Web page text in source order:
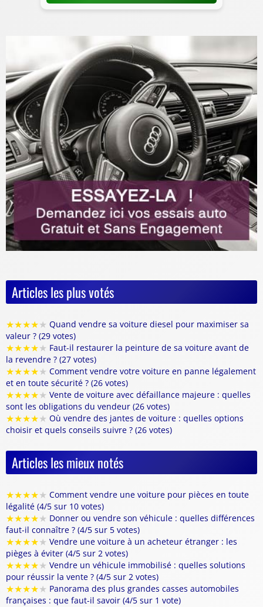
Articles les plus votés
★★★★★ Quand vendre sa voiture diesel pour maximiser sa
valeur ? (29 votes)
★★★★★ Faut-il restaurer la peinture de sa voiture avant de
la revendre ? (27 votes)
★★★★★ Comment vendre votre voiture en panne légalement
et en toute sécurité ? (26 votes)
★★★★★ Vente de voiture avec défaillance majeure : quelles
sont les obligations du vendeur (26 votes)
★★★★★ Où vendre des jantes de voiture : quelles options
choisir et quels conseils suivre ? (26 votes)
Articles les mieux notés
★★★★★ Comment vendre une voiture pour pièces en toute
légalité (4/5 sur 10 votes)
★★★★★ Donner ou vendre son véhicule : quelles différences
faut-il connaître ? (4/5 sur 5 votes)
★★★★★ Vendre une voiture à un acheteur étranger : les
pièges à éviter (4/5 sur 2 votes)
★★★★★ Vendre un véhicule immobilisé : quelles solutions
pour réussir la vente ? (4/5 sur 2 votes)
★★★★★ Panorama des plus grandes casses automobiles
françaises : que faut-il savoir (4/5 sur 1 vote)